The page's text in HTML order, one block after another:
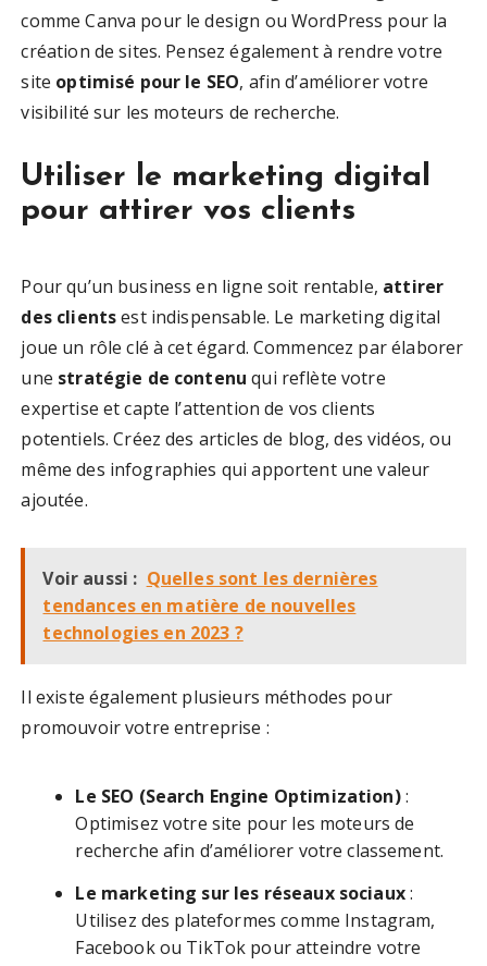
comme Canva pour le design ou WordPress pour la
création de sites. Pensez également à rendre votre
site optimisé pour le SEO, afin d’améliorer votre
visibilité sur les moteurs de recherche.
Utiliser le marketing digital
pour attirer vos clients
Pour qu’un business en ligne soit rentable, attirer
des clientsest indispensable. Le marketing digital
joue un rôle clé à cet égard. Commencez par élaborer
une stratégie de contenu qui reflète votre
expertise et capte l’attention de vos clients
potentiels. Créez des articles de blog, des vidéos, ou
même des infographies qui apportent une valeur
ajoutée.
Voir aussi : Quelles sont les dernières
tendances en matière de nouvelles
technologies en 2023 ?
Il existe également plusieurs méthodes pour
promouvoir votre entreprise :
Le SEO (Search Engine Optimization):
Optimisez votre site pour les moteurs de
recherche afin d’améliorer votre classement.
Le marketing sur les réseaux sociaux:
Utilisez des plateformes comme Instagram,
Facebook ou TikTok pour atteindre votre